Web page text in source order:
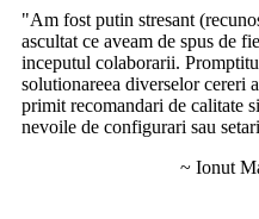
"Am fost putin stresant
ascultat ce aveam de spus de
inceputul colaborarii.
solutionareea diverselor cereri
primit recomandari de calitate
nevoile de configurari sau
~ Ionut